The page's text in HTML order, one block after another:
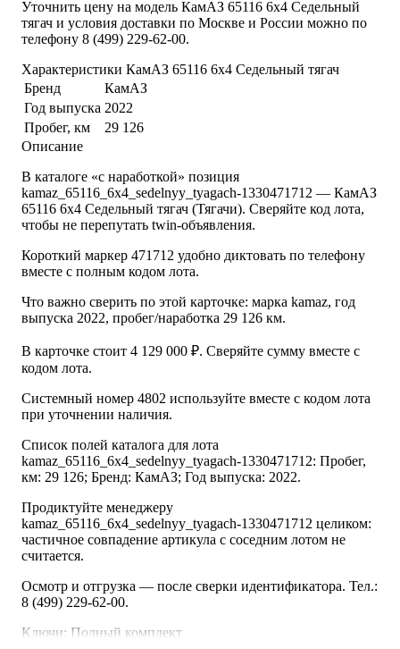
Уточнить цену на модель КамАЗ 65116 6x4 Седельный
тягач и условия доставки по Москве и России можно по
телефону 8 (499) 229-62-00.
Характеристики КамАЗ 65116 6x4 Седельный тягач
Бренд
КамАЗ
Год выпуска 2022
Пробег, км
29 126
Описание
В каталоге «с наработкой» позиция
kamaz_65116_6x4_sedelnyy_tyagach-1330471712 — КамАЗ
65116 6x4 Седельный тягач (Тягачи). Сверяйте код лота,
чтобы не перепутать twin-объявления.
Короткий маркер 471712 удобно диктовать по телефону
вместе с полным кодом лота.
Что важно сверить по этой карточке: марка kamaz, год
выпуска 2022, пробег/наработка 29 126 км.
В карточке стоит 4 129 000 ₽. Сверяйте сумму вместе с
кодом лота.
Системный номер 4802 используйте вместе с кодом лота
при уточнении наличия.
Список полей каталога для лота
kamaz_65116_6x4_sedelnyy_tyagach-1330471712: Пробег,
км: 29 126; Бренд: КамАЗ; Год выпуска: 2022.
Продиктуйте менеджеру
kamaz_65116_6x4_sedelnyy_tyagach-1330471712 целиком:
частичное совпадение артикула с соседним лотом не
считается.
Осмотр и отгрузка — после сверки идентификатора. Тел.:
8 (499) 229-62-00.
Ключи: Полный комплект